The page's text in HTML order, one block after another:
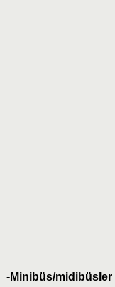
-Minibüs/midibüsler